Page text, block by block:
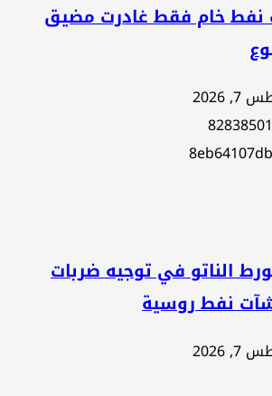
6 ناقلات نفط خام فقط غادرت مضيق
2026
الناتو في توجيه ضربات
نفط روسية
2026